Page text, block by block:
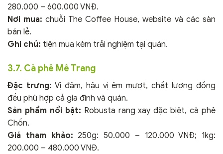
280.000 – 600.000 VNĐ.
Nơi mua: chuỗi The Coffee House, website và các sàn
bán lẻ.
Ghi chú: tiện mua kèm trải nghiệm tại quán.
3.7. Cà phê Mê Trang
Đặc trưng: Vị đậm, hậu vị êm mượt, chất lượng đồng
đều phù hợp cả gia đình và quán.
Sản phẩm nổi bật: Robusta rang xay đặc biệt, cà phê
Chồn.
Giá tham khảo: 250g: 50.000 – 120.000 VNĐ; 1kg:
200.000 – 480.000 VNĐ.